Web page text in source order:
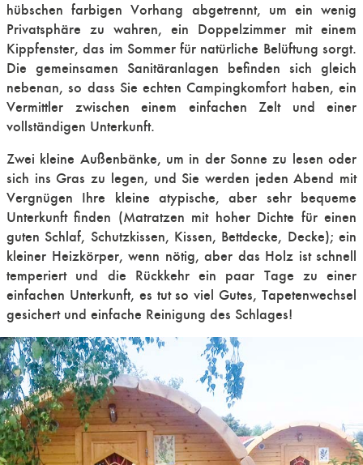
hübschen farbigen Vorhang abgetrennt, um ein wenig
Privatsphäre zu wahren, ein Doppelzimmer mit einem
Kippfenster, das im Sommer für natürliche Belüftung sorgt.
Die gemeinsamen Sanitäranlagen befinden sich gleich
nebenan, so dass Sie echten Campingkomfort haben, ein
Vermittler zwischen einem einfachen Zelt und einer
vollständigen Unterkunft.
Zwei kleine Außenbänke, um in der Sonne zu lesen oder
sich ins Gras zu legen, und Sie werden jeden Abend mit
Vergnügen Ihre kleine atypische, aber sehr bequeme
Unterkunft finden (Matratzen mit hoher Dichte für einen
guten Schlaf, Schutzkissen, Kissen, Bettdecke, Decke); ein
kleiner Heizkörper, wenn nötig, aber das Holz ist schnell
temperiert und die Rückkehr ein paar Tage zu einer
einfachen Unterkunft, es tut so viel Gutes, Tapetenwechsel
gesichert und einfache Reinigung des Schlages!